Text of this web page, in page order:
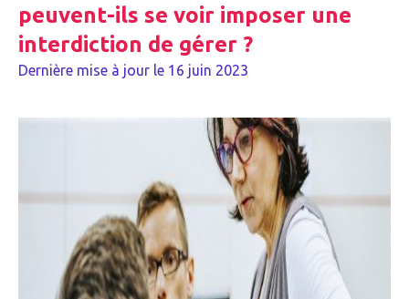
peuvent-ils se voir imposer une
interdiction de gérer ?
Dernière mise à jour le 16 juin 2023